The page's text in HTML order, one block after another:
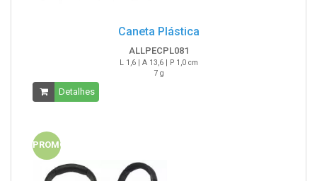
Caneta Plástica
ALLPECPL081
L 1,6 | A 13,6 | P 1,0 cm
7 g
Detalhes
PROMO